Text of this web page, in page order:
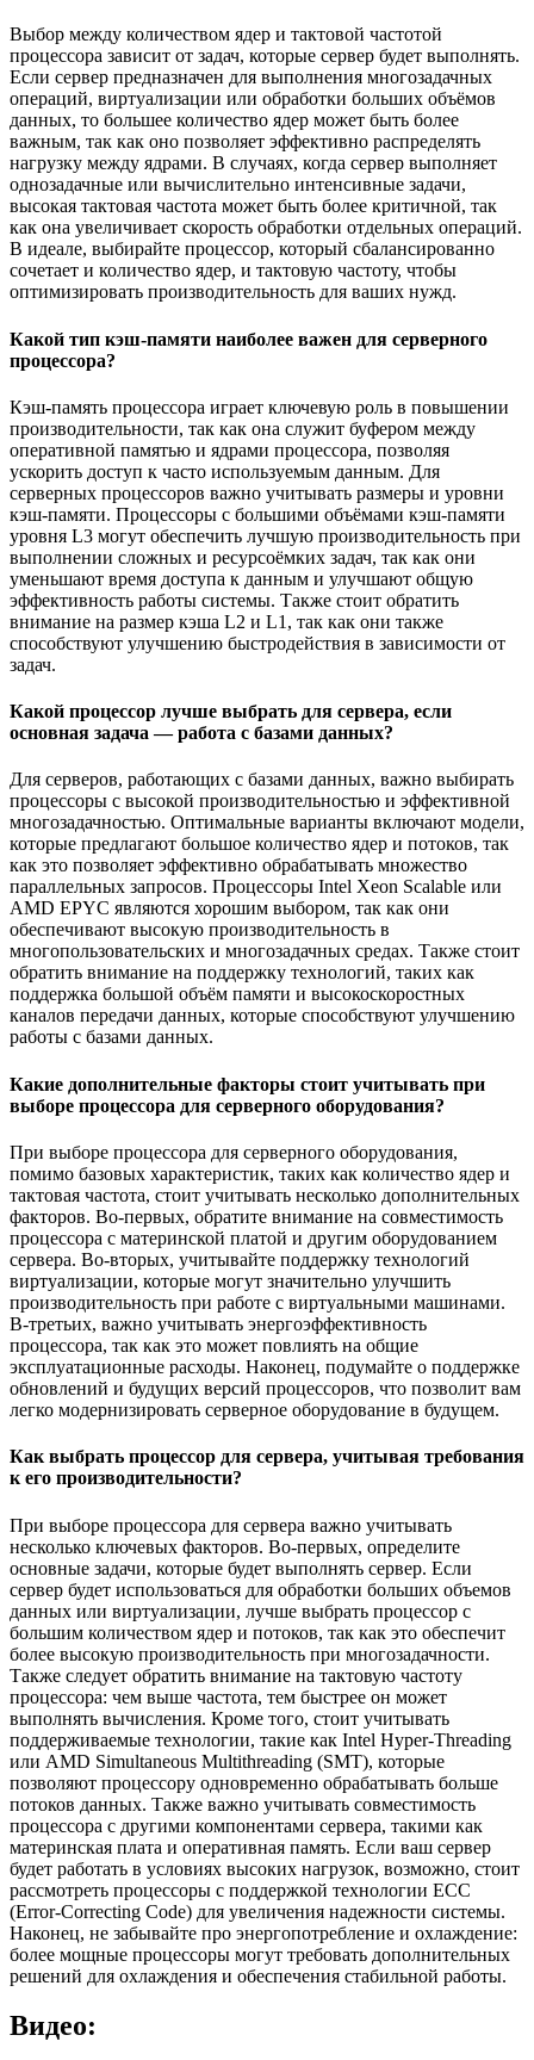
Выбор между количеством ядер и тактовой частотой
процессора зависит от задач, которые сервер будет выполнять.
Если сервер предназначен для выполнения многозадачных
операций, виртуализации или обработки больших объёмов
данных, то большее количество ядер может быть более
важным, так как оно позволяет эффективно распределять
нагрузку между ядрами. В случаях, когда сервер выполняет
однозадачные или вычислительно интенсивные задачи,
высокая тактовая частота может быть более критичной, так
как она увеличивает скорость обработки отдельных операций.
В идеале, выбирайте процессор, который сбалансированно
сочетает и количество ядер, и тактовую частоту, чтобы
оптимизировать производительность для ваших нужд.
Какой тип кэш-памяти наиболее важен для серверного
процессора?
Кэш-память процессора играет ключевую роль в повышении
производительности, так как она служит буфером между
оперативной памятью и ядрами процессора, позволяя
ускорить доступ к часто используемым данным. Для
серверных процессоров важно учитывать размеры и уровни
кэш-памяти. Процессоры с большими объёмами кэш-памяти
уровня L3 могут обеспечить лучшую производительность при
выполнении сложных и ресурсоёмких задач, так как они
уменьшают время доступа к данным и улучшают общую
эффективность работы системы. Также стоит обратить
внимание на размер кэша L2 и L1, так как они также
способствуют улучшению быстродействия в зависимости от
задач.
Какой процессор лучше выбрать для сервера, если
основная задача — работа с базами данных?
Для серверов, работающих с базами данных, важно выбирать
процессоры с высокой производительностью и эффективной
многозадачностью. Оптимальные варианты включают модели,
которые предлагают большое количество ядер и потоков, так
как это позволяет эффективно обрабатывать множество
параллельных запросов. Процессоры Intel Xeon Scalable или
AMD EPYC являются хорошим выбором, так как они
обеспечивают высокую производительность в
многопользовательских и многозадачных средах. Также стоит
обратить внимание на поддержку технологий, таких как
поддержка большой объём памяти и высокоскоростных
каналов передачи данных, которые способствуют улучшению
работы с базами данных.
Какие дополнительные факторы стоит учитывать при
выборе процессора для серверного оборудования?
При выборе процессора для серверного оборудования,
помимо базовых характеристик, таких как количество ядер и
тактовая частота, стоит учитывать несколько дополнительных
факторов. Во-первых, обратите внимание на совместимость
процессора с материнской платой и другим оборудованием
сервера. Во-вторых, учитывайте поддержку технологий
виртуализации, которые могут значительно улучшить
производительность при работе с виртуальными машинами.
В-третьих, важно учитывать энергоэффективность
процессора, так как это может повлиять на общие
эксплуатационные расходы. Наконец, подумайте о поддержке
обновлений и будущих версий процессоров, что позволит вам
легко модернизировать серверное оборудование в будущем.
Как выбрать процессор для сервера, учитывая требования
к его производительности?
При выборе процессора для сервера важно учитывать
несколько ключевых факторов. Во-первых, определите
основные задачи, которые будет выполнять сервер. Если
сервер будет использоваться для обработки больших объемов
данных или виртуализации, лучше выбрать процессор с
большим количеством ядер и потоков, так как это обеспечит
более высокую производительность при многозадачности.
Также следует обратить внимание на тактовую частоту
процессора: чем выше частота, тем быстрее он может
выполнять вычисления. Кроме того, стоит учитывать
поддерживаемые технологии, такие как Intel Hyper-Threading
или AMD Simultaneous Multithreading (SMT), которые
позволяют процессору одновременно обрабатывать больше
потоков данных. Также важно учитывать совместимость
процессора с другими компонентами сервера, такими как
материнская плата и оперативная память. Если ваш сервер
будет работать в условиях высоких нагрузок, возможно, стоит
рассмотреть процессоры с поддержкой технологии ECC
(Error-Correcting Code) для увеличения надежности системы.
Наконец, не забывайте про энергопотребление и охлаждение:
более мощные процессоры могут требовать дополнительных
решений для охлаждения и обеспечения стабильной работы.
Видео: